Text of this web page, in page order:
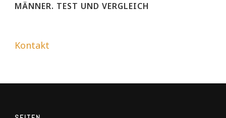
MÄNNER. TEST UND VERGLEICH
Kontakt